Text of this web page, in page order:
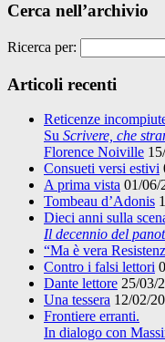
Cerca nell’archivio
Ricerca per:
Articoli recenti
Reticenze
Su Scrivere, che
Florence Noiville
Consueti versi estivi
A prima vista 01/06/
Tombeau d’Adonis
Dieci anni sulla
Il decennio del
“Ma è vera
Contro i falsi lettori
Dante lettore 25/03/
Una tessera 12/02/
Frontiere erranti.
In dialogo con